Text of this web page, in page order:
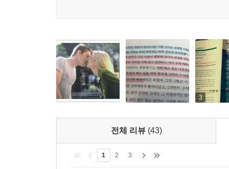
막대한 유산, 혹은 위대한 유산
-물질적으로 ‘막대한’ 유산과 정신적룀로 ‘위대한’
『위대한 유산』의 원제는 Great Expectations이
하지만 그동안 이 작품은 계속해서 ‘위대한 유산
역시 오랜 고민 끝에 기존의 작품들처럼 ‘위대한
느낌을” 줄 뿐만 아니라 “‘막대한 유산’ 역시 ‘
3
전체 리뷰 (43)
1 2 3